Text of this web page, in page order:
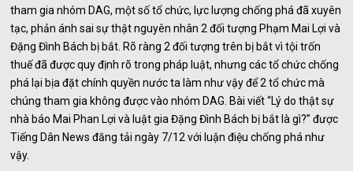
tham gia nhóm DAG, một số tổ chức, lực lượng chống phá đã xuyên
tạc, phản ánh sai sự thật nguyên nhân 2 đối tượng Phạm Mai Lợi và
Đặng Đình Bách bị bắt. Rõ ràng 2 đối tượng trên bị bắt vì tội trốn
thuế đã được quy định rõ trong pháp luật, nhưng các tổ chức chống
phá lại bịa đặt chính quyền nước ta làm như vậy để 2 tổ chức mà
chúng tham gia không được vào nhóm DAG. Bài viết “Lý do thật sự
nhà báo Mai Phan Lợi và luật gia Đặng Đình Bách bị bắt là gì?” được
Tiếng Dân News đăng tải ngày 7/12 với luận điệu chống phá như
vậy.